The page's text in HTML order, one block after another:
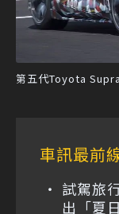
第五代Toyota
車訊最前
試駕旅
出「夏